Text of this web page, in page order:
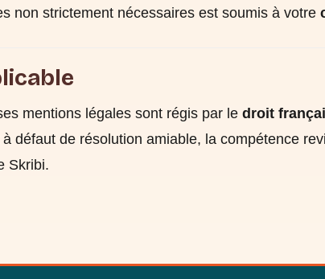
non strictement nécessaires est soumis à votre
mentions légales sont régis par le droit
défaut de résolution amiable, la compétence
Skribi.